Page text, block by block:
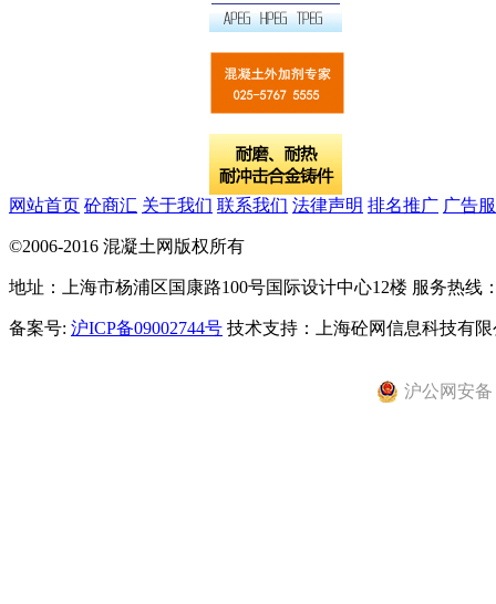
网站首页 砼商汇 关于我们 联系我们 法律声明 排名推广 广告
©2006-2016 混凝土网版权所有
地址：上海市杨浦区国康路100号国际设计中心12楼 服务热线
备案号: 沪ICP备09002744号 技术支持：上海砼网信息科技有
沪公网安备